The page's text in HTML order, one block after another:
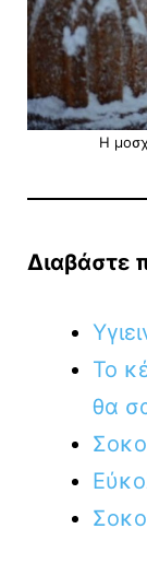
Η
Διαβάστε
Το
θα